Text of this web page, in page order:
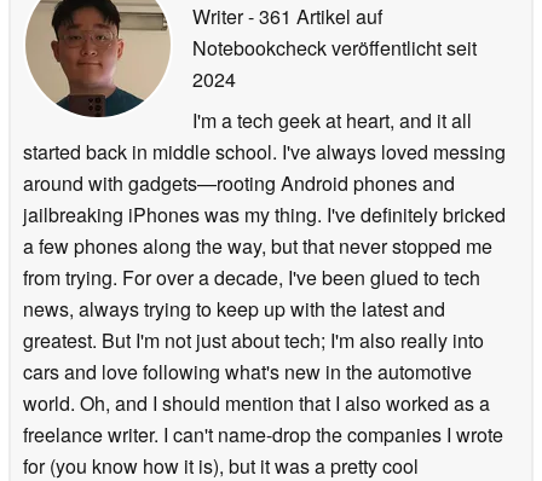
Writer- 361 Artikel auf
Notebookcheck veröffentlichtseit
2024
I'm a tech geek at heart, and it all
started back in middle school. I've always loved messing
around with gadgets—rooting Android phones and
jailbreaking iPhones was my thing. I've definitely bricked
a few phones along the way, but that never stopped me
from trying. For over a decade, I've been glued to tech
news, always trying to keep up with the latest and
greatest. But I'm not just about tech; I'm also really into
cars and love following what's new in the automotive
world. Oh, and I should mention that I also worked as a
freelance writer. I can't name-drop the companies I wrote
for (you know how it is), but it was a pretty cool